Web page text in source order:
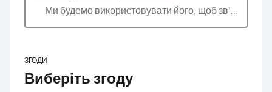
Ми будемо використовувати його, щоб
ЗГОДИ
Виберіть згоду